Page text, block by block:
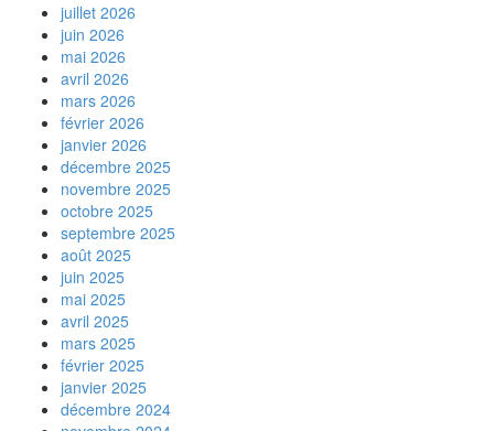
juillet 2026
juin 2026
mai 2026
avril 2026
mars 2026
février 2026
janvier 2026
décembre 2025
novembre 2025
octobre 2025
septembre 2025
août 2025
juin 2025
mai 2025
avril 2025
mars 2025
février 2025
janvier 2025
décembre 2024